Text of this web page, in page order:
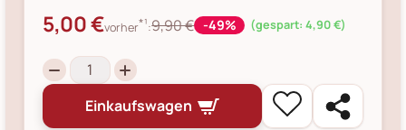
5,00 €vorher*¹:9,90 € -49% (gespart: 4,90 €)
Einkaufswagen